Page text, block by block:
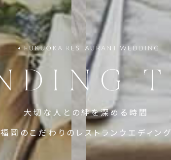
大切な人との絆を深める時間
福岡のこだわりのレストランウエディング